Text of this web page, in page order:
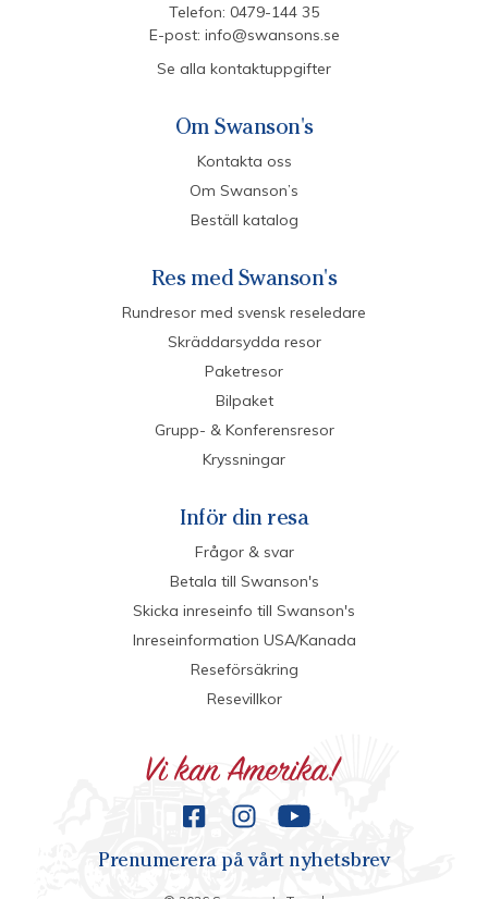
Telefon: 0479-144 35
E-post: info@swansons.se
Se alla kontaktuppgifter
Om Swanson's
Kontakta oss
Om Swanson’s
Beställ katalog
Res med Swanson's
Rundresor med svensk reseledare
Skräddarsydda resor
Paketresor
Bilpaket
Grupp- & Konferensresor
Kryssningar
Inför din resa
Frågor & svar
Betala till Swanson's
Skicka inreseinfo till Swanson's
Inreseinformation USA/Kanada
Reseförsäkring
Resevillkor
Prenumerera på vårt nyhetsbrev